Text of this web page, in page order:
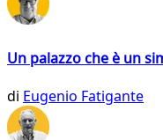
Un palazzo che è un
di Eugenio Fatigante